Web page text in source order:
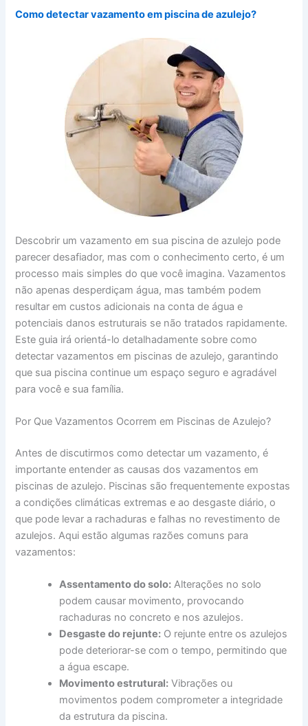
Como detectar vazamento em piscina de azulejo?
Descobrir um vazamento em sua piscina de azulejo pode
parecer desafiador, mas com o conhecimento certo, é um
processo mais simples do que você imagina. Vazamentos
não apenas desperdiçam água, mas também podem
resultar em custos adicionais na conta de água e
potenciais danos estruturais se não tratados rapidamente.
Este guia irá orientá-lo detalhadamente sobre como
detectar vazamentos em piscinas de azulejo, garantindo
que sua piscina continue um espaço seguro e agradável
para você e sua família.
Por Que Vazamentos Ocorrem em Piscinas de Azulejo?
Antes de discutirmos como detectar um vazamento, é
importante entender as causas dos vazamentos em
piscinas de azulejo. Piscinas são frequentemente expostas
a condições climáticas extremas e ao desgaste diário, o
que pode levar a rachaduras e falhas no revestimento de
azulejos. Aqui estão algumas razões comuns para
vazamentos:
Assentamento do solo: Alterações no solo
podem causar movimento, provocando
rachaduras no concreto e nos azulejos.
Desgaste do rejunte: O rejunte entre os azulejos
pode deteriorar-se com o tempo, permitindo que
a água escape.
Movimento estrutural: Vibrações ou
movimentos podem comprometer a integridade
da estrutura da piscina.